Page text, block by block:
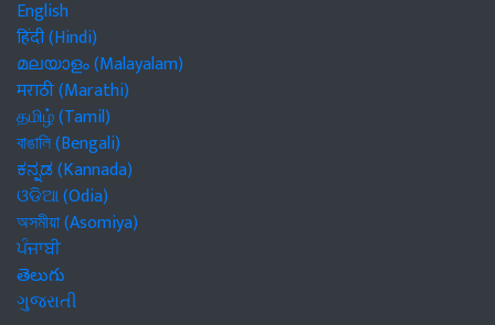
English
हिंदी (Hindi)
മലയാളം (Malayalam)
मराठी (Marathi)
தமிழ் (Tamil)
বাঙালি (Bengali)
ಕನ್ನಡ (Kannada)
ଓଡିଆ (Odia)
অসমীয়া (Asomiya)
ਪੰਜਾਬੀ
తెలుగు
ગુજરાતી